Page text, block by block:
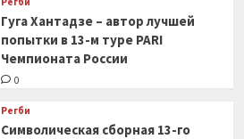
Гуга Хантадзе – автор лучшей
попытки в 13-м туре PARI
Чемпионата России
0
Регби
Символическая сборная 13-го